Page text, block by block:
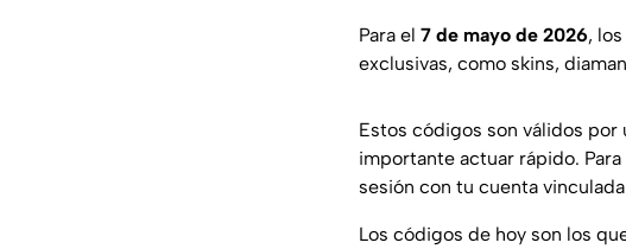
Para el 7 de mayo de 2026,
exclusivas, como skins,
Estos códigos son válidos
importante actuar rápido.
sesión con tu cuenta
Los códigos de hoy son los